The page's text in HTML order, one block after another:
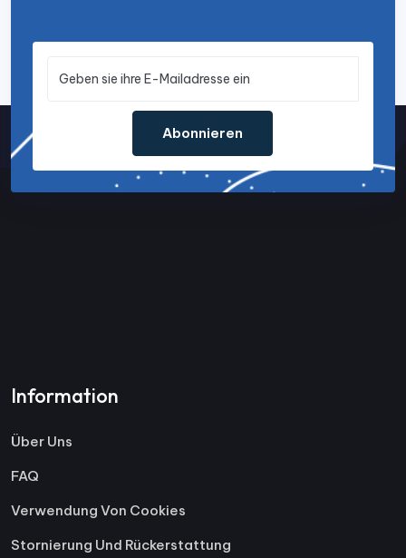
Abonnieren
Information
Über Uns
FAQ
Verwendung Von Cookies
Stornierung Und Rückerstattung